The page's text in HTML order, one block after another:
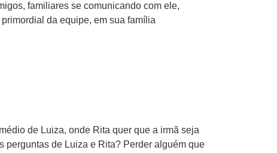
familiares se comunicando com ele,
da equipe, em sua família
de Luiza, onde Rita quer que a irmã seja
perguntas de Luiza e Rita? Perder alguém que